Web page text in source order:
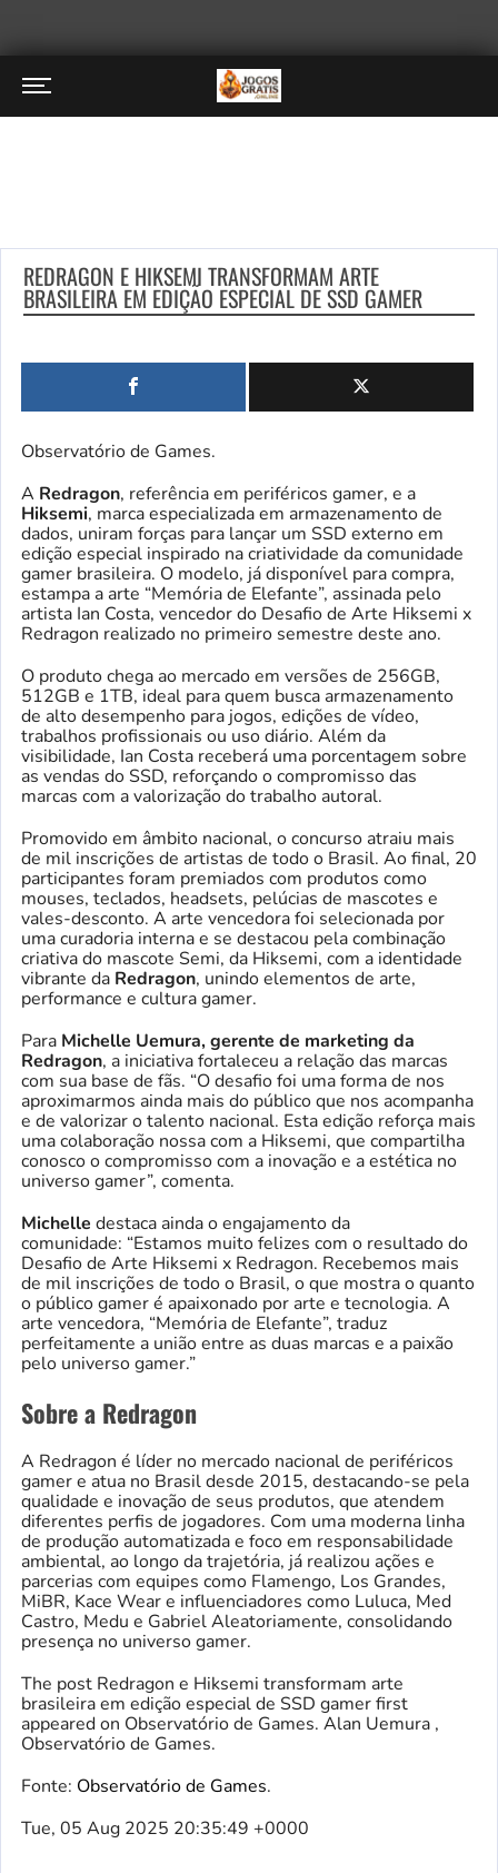
REDRAGON E HIKSEMI TRANSFORMAM ARTE
BRASILEIRA EM EDIÇÃO ESPECIAL DE SSD GAMER
Observatório de Games.
A Redragon, referência em periféricos gamer, e a
Hiksemi, marca especializada em armazenamento de
dados, uniram forças para lançar um SSD externo em
edição especial inspirado na criatividade da comunidade
gamer brasileira. O modelo, já disponível para compra,
estampa a arte “Memória de Elefante”, assinada pelo
artista Ian Costa, vencedor do Desafio de Arte Hiksemi x
Redragon realizado no primeiro semestre deste ano.
O produto chega ao mercado em versões de 256GB,
512GB e 1TB, ideal para quem busca armazenamento
de alto desempenho para jogos, edições de vídeo,
trabalhos profissionais ou uso diário. Além da
visibilidade, Ian Costa receberá uma porcentagem sobre
as vendas do SSD, reforçando o compromisso das
marcas com a valorização do trabalho autoral.
Promovido em âmbito nacional, o concurso atraiu mais
de mil inscrições de artistas de todo o Brasil. Ao final, 20
participantes foram premiados com produtos como
mouses, teclados, headsets, pelúcias de mascotes e
vales-desconto. A arte vencedora foi selecionada por
uma curadoria interna e se destacou pela combinação
criativa do mascote Semi, da Hiksemi, com a identidade
vibrante da Redragon, unindo elementos de arte,
performance e cultura gamer.
Para Michelle Uemura, gerente de marketing da
Redragon, a iniciativa fortaleceu a relação das marcas
com sua base de fãs. “O desafio foi uma forma de nos
aproximarmos ainda mais do público que nos acompanha
e de valorizar o talento nacional. Esta edição reforça mais
uma colaboração nossa com a Hiksemi, que compartilha
conosco o compromisso com a inovação e a estética no
universo gamer”, comenta.
Michelle destaca ainda o engajamento da
comunidade: “Estamos muito felizes com o resultado do
Desafio de Arte Hiksemi x Redragon. Recebemos mais
de mil inscrições de todo o Brasil, o que mostra o quanto
o público gamer é apaixonado por arte e tecnologia. A
arte vencedora, “Memória de Elefante”, traduz
perfeitamente a união entre as duas marcas e a paixão
pelo universo gamer.”
Sobre a Redragon
A Redragon é líder no mercado nacional de periféricos
gamer e atua no Brasil desde 2015, destacando-se pela
qualidade e inovação de seus produtos, que atendem
diferentes perfis de jogadores. Com uma moderna linha
de produção automatizada e foco em responsabilidade
ambiental, ao longo da trajetória, já realizou ações e
parcerias com equipes como Flamengo, Los Grandes,
MiBR, Kace Wear e influenciadores como Luluca, Med
Castro, Medu e Gabriel Aleatoriamente, consolidando
presença no universo gamer.
The post Redragon e Hiksemi transformam arte
brasileira em edição especial de SSD gamer first
appeared on Observatório de Games. Alan Uemura ,
Observatório de Games.
Fonte: Observatório de Games.
Tue, 05 Aug 2025 20:35:49 +0000